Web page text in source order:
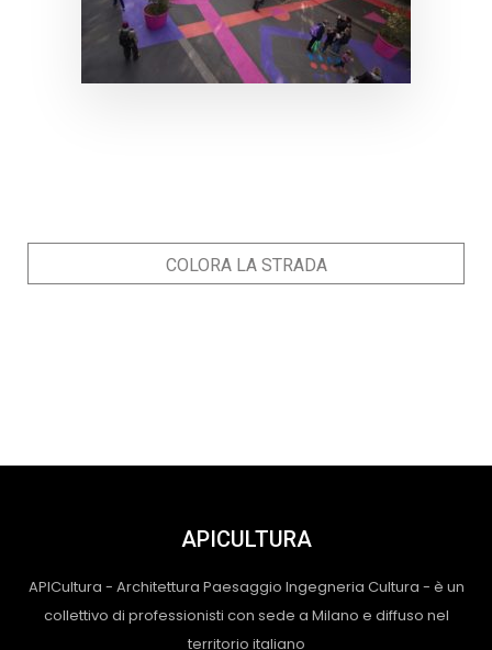
COLORA LA STRADA
APICULTURA
APICultura - Architettura Paesaggio Ingegneria Cultura - è un
collettivo di professionisti con sede a Milano e diffuso nel
territorio italiano